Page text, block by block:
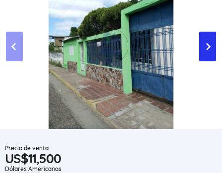
Precio de venta
US$11,500
Dólares Americanos